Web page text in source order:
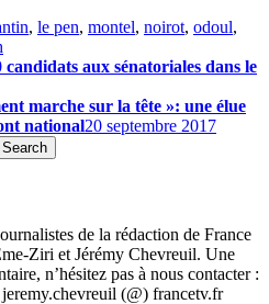
, le pen, montel, noirot, odoul,
candidats aux sénatoriales dans le
marche sur la tête »: une élue
national20 septembre 2017
de la rédaction de France
Ziri et Jérémy Chevreuil. Une
n’hésitez pas à nous contacter :
(@) francetv.fr